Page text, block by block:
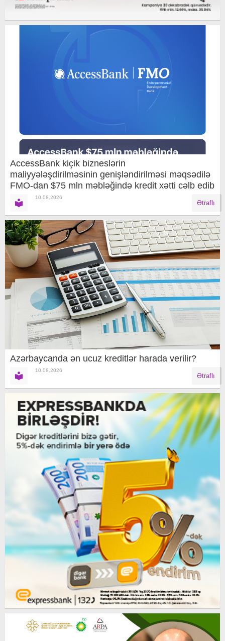
AccessBank kiçik bizneslərin
maliyyələşdirilməsinin genişləndirilməsi məqsədilə
FMO-dan $75 mln məbləğində kredit xətti cəlb edib
10.08.2026
Ətraflı
Azərbaycanda ən ucuz kreditlər harada verilir?
10.08.2026
Ətraflı